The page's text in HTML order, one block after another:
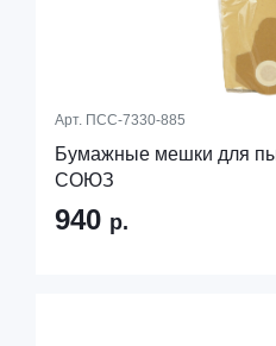
Арт. ПСС-7330-885
Бумажные мешки для
СОЮЗ
940 р.